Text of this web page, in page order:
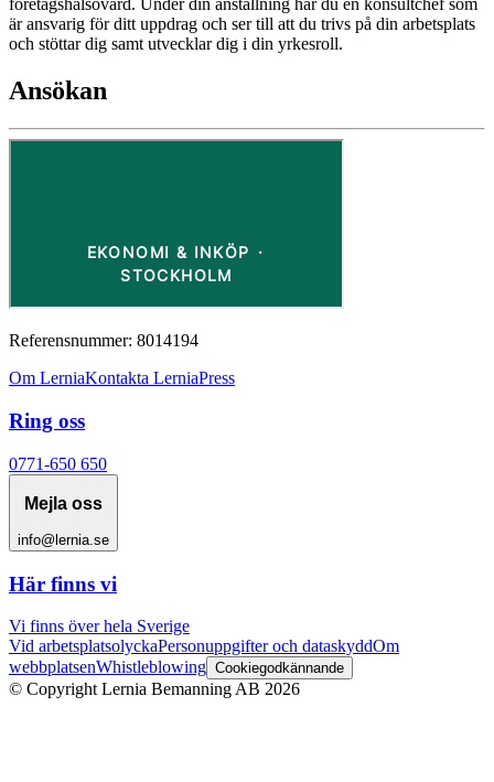
företagshälsovård. Under din anställning har du en konsultchef som
är ansvarig för ditt uppdrag och ser till att du trivs på din arbetsplats
och stöttar dig samt utvecklar dig i din yrkesroll.
Ansökan
Referensnummer: 8014194
Om LerniaKontakta LerniaPress
Ring oss
0771-650 650
Mejla oss
info@lernia.se
Här finns vi
Vi finns över hela Sverige
Vid arbetsplatsolyckaPersonuppgifter och dataskyddOm
webbplatsenWhistleblowing Cookiegodkännande
© Copyright Lernia Bemanning AB 2026